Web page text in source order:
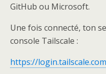
GitHub ou Microsoft.
Une fois connecté, ton
console Tailscale :
https://